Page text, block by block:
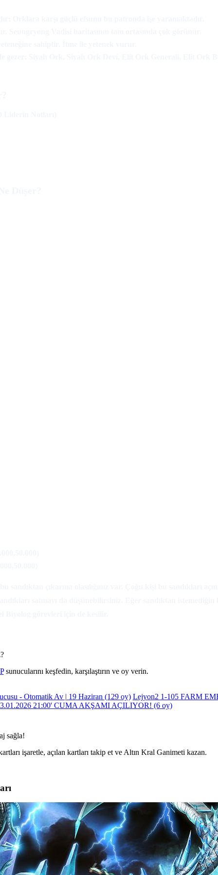
sunucularını keşfedin, karşılaştırın ve oy verin.
- Otomatik Av | 19 Haziran (129 oy) Lejyon2 1-105 FARM
21:00' CUMA AKŞAMI AÇILIYOR! (6 oy)
sağla!
işaretle, açılan kartları takip et ve Altın Kral Ganimeti kazan.